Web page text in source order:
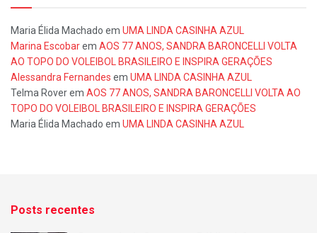
Maria Élida Machado em UMA LINDA CASINHA AZUL
Marina Escobarem AOS 77 ANOS, SANDRA BARONCELLI VOLTA
AO TOPO DO VOLEIBOL BRASILEIRO E INSPIRA GERAÇÕES
Alessandra Fernandes em UMA LINDA CASINHA AZUL
Telma Roverem AOS 77 ANOS, SANDRA BARONCELLI VOLTA AO
TOPO DO VOLEIBOL BRASILEIRO E INSPIRA GERAÇÕES
Maria Élida Machado em UMA LINDA CASINHA AZUL
Posts recentes